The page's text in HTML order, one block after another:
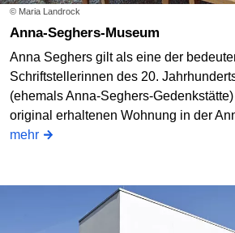
© Maria Landrock
Anna-Seghers-Museum
Anna Seghers gilt als eine der
Schriftstellerinnen des 20.
(ehemals Anna-Seghers-
original erhaltenen Wohnung in der
mehr